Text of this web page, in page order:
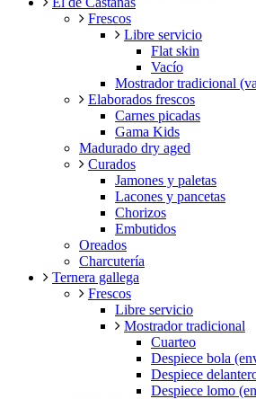
Frescos
Libre servicio
Flat skin
Vacío
Mostrador tradicional
Elaborados frescos
Carnes picadas
Gama Kids
Madurado dry aged
Curados
Jamones y paletas
Lacones y pancetas
Chorizos
Embutidos
Oreados
Charcutería
Ternera gallega
Frescos
Libre servicio
Mostrador tradicional
Cuarteo
Despiece bola
Despiece
Despiece lomo